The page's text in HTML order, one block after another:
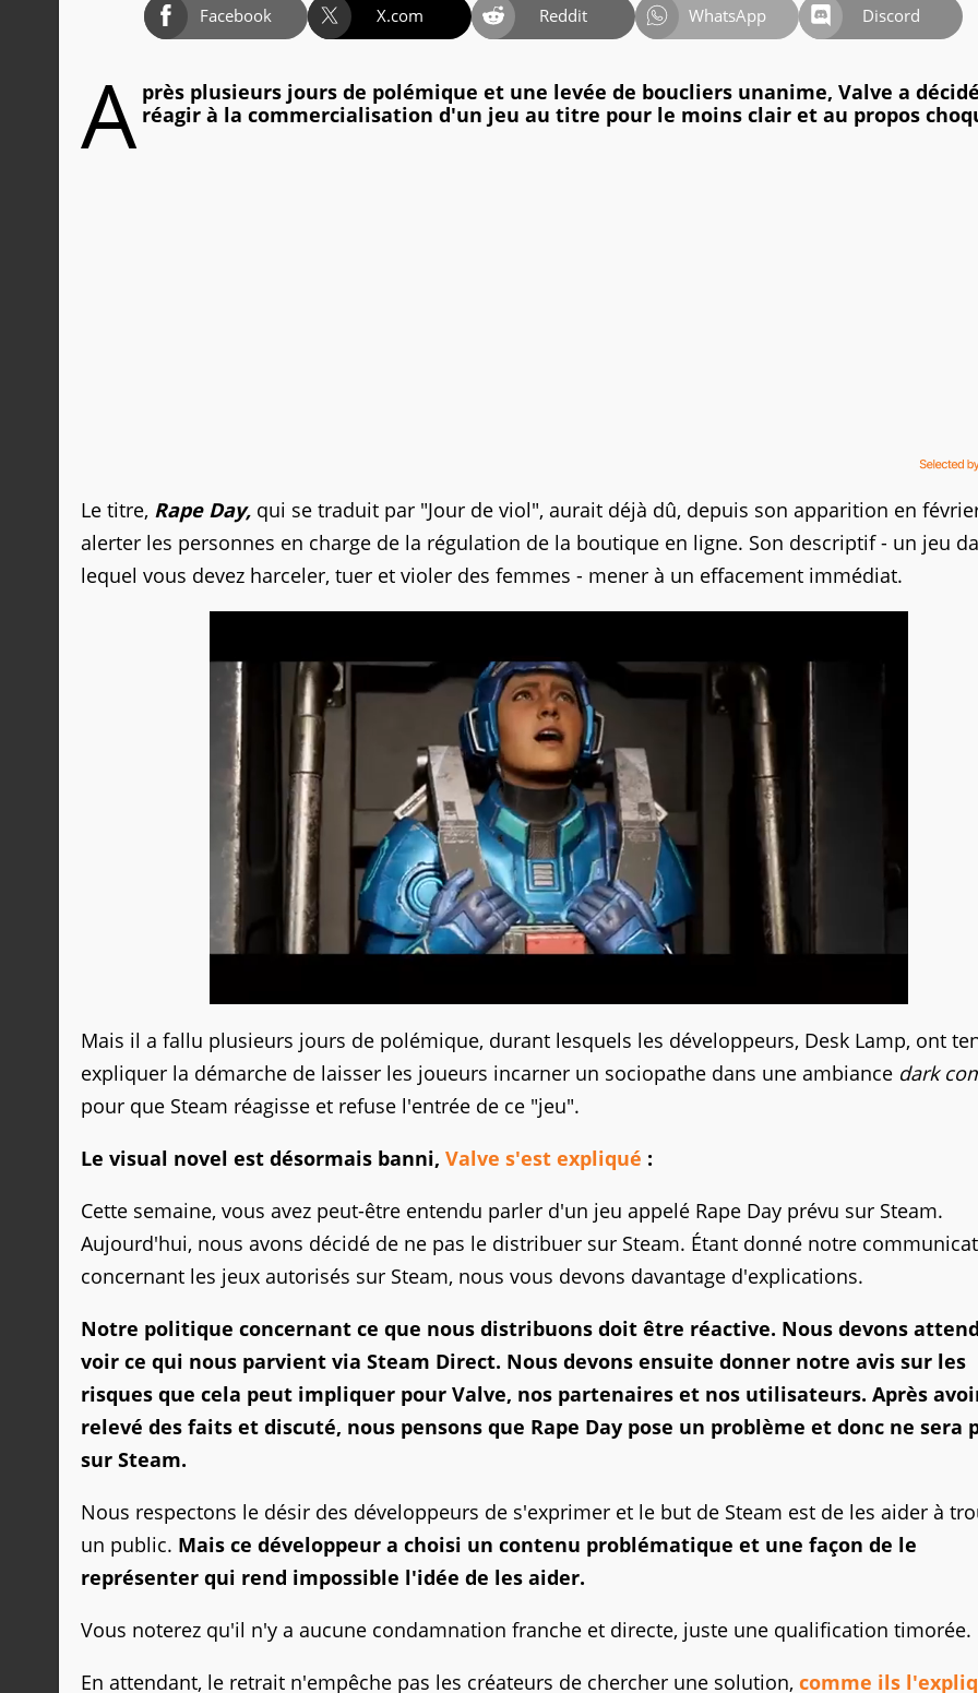
Facebook X.com Reddit WhatsApp Discord
A près plusieurs jours de polémique et une levée de boucliers unanime, Valve a
réagir à la commercialisation d'un jeu au titre pour le moins clair et au propos
Le titre, Rape Day, qui se traduit par "Jour de viol", aurait déjà dû, depuis son apparition en
alerter les personnes en charge de la régulation de la boutique en ligne. Son descriptif - un jeu
lequel vous devez harceler, tuer et violer des femmes - mener à un effacement immédiat.
Mais il a fallu plusieurs jours de polémique, durant lesquels les développeurs, Desk Lamp, ont
expliquer la démarche de laisser les joueurs incarner un sociopathe dans une ambiance dark
pour que Steam réagisse et refuse l'entrée de ce "jeu".
Le visual novel est désormais banni, Valve s'est expliqué :
Cette semaine, vous avez peut-être entendu parler d'un jeu appelé Rape Day prévu sur Steam.
Aujourd'hui, nous avons décidé de ne pas le distribuer sur Steam. Étant donné notre
concernant les jeux autorisés sur Steam, nous vous devons davantage d'explications.
Notre politique concernant ce que nous distribuons doit être réactive. Nous devons
voir ce qui nous parvient via Steam Direct. Nous devons ensuite donner notre avis sur les
risques que cela peut impliquer pour Valve, nos partenaires et nos utilisateurs. Après
relevé des faits et discuté, nous pensons que Rape Day pose un problème et donc ne sera
sur Steam.
Nous respectons le désir des développeurs de s'exprimer et le but de Steam est de les aider à
un public. Mais ce développeur a choisi un contenu problématique et une façon de le
représenter qui rend impossible l'idée de les aider.
Vous noterez qu'il n'y a aucune condamnation franche et directe, juste une qualification timorée.
En attendant, le retrait n'empêche pas les créateurs de chercher une solution, comme ils